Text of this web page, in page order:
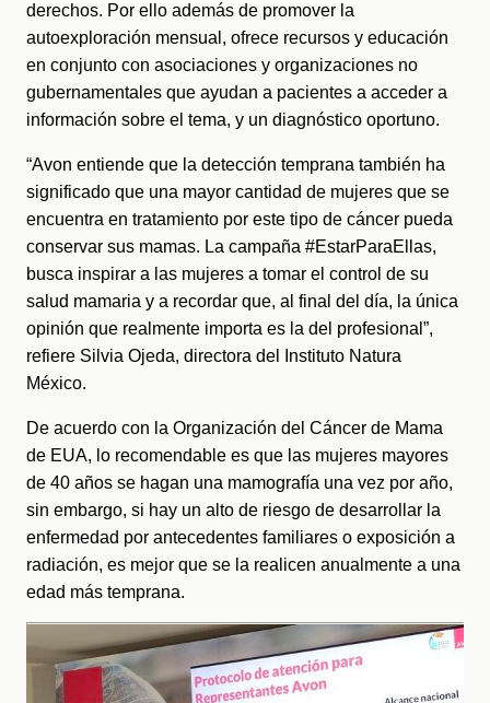
derechos. Por ello además de promover la
autoexploración mensual, ofrece recursos y educación
en conjunto con asociaciones y organizaciones no
gubernamentales que ayudan a pacientes a acceder a
información sobre el tema, y un diagnóstico oportuno.
“Avon entiende que la detección temprana también ha
significado que una mayor cantidad de mujeres que se
encuentra en tratamiento por este tipo de cáncer pueda
conservar sus mamas. La campaña #EstarParaEllas,
busca inspirar a las mujeres a tomar el control de su
salud mamaria y a recordar que, al final del día, la única
opinión que realmente importa es la del profesional”,
refiere Silvia Ojeda, directora del Instituto Natura
México.
De acuerdo con la Organización del Cáncer de Mama
de EUA, lo recomendable es que las mujeres mayores
de 40 años se hagan una mamografía una vez por año,
sin embargo, si hay un alto de riesgo de desarrollar la
enfermedad por antecedentes familiares o exposición a
radiación, es mejor que se la realicen anualmente a una
edad más temprana.